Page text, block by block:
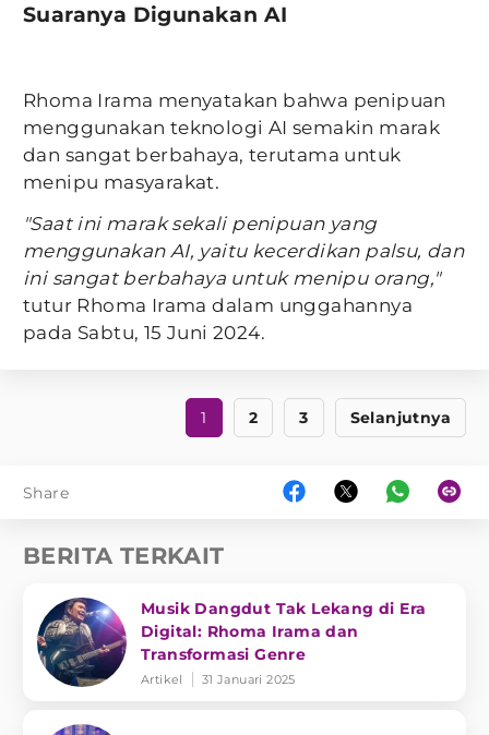
Suaranya Digunakan AI
Rhoma Irama menyatakan bahwa penipuan
menggunakan teknologi AI semakin marak
dan sangat berbahaya, terutama untuk
menipu masyarakat.
"Saat ini marak sekali penipuan yang
menggunakan AI, yaitu kecerdikan palsu, dan
ini sangat berbahaya untuk menipu orang,"
tutur Rhoma Irama dalam unggahannya
pada Sabtu, 15 Juni 2024.
1 2 3 Selanjutnya
Share
BERITA TERKAIT
Musik Dangdut Tak Lekang di Era
Digital: Rhoma Irama dan
Transformasi Genre
Artikel 31 Januari 2025